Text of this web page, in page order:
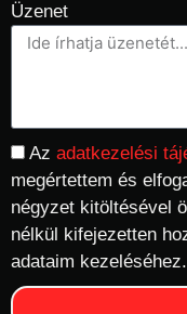
Üzenet
Az adatkezelési
megértettem és
négyzet kitöltésével
nélkül kifejezetten
adataim kezeléséhez.